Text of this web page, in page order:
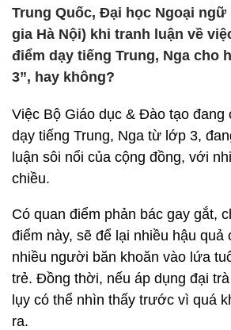
Trung Quốc, Đại học Ngoại
gia Hà Nội) khi tranh luận về
điểm dạy tiếng Trung, Nga cho
3”, hay không?
Việc Bộ Giáo dục & Đào tạo đang
dạy tiếng Trung, Nga từ lớp 3,
luận sôi nổi của cộng đồng, với
chiều.
Có quan điểm phản bác gay gắt,
điểm này, sẽ để lại nhiều hậu quả
nhiều người băn khoăn vào lứa
trẻ. Đồng thời, nếu áp dụng đại
lụy có thể nhìn thấy trước vì quá
ra.